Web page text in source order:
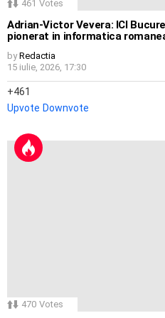
461 Votes
Adrian-Victor Vevera: ICI
pionerat in informatica
by Redactia
15 iulie, 2026, 17:30
461
Upvote Downvote
470 Votes